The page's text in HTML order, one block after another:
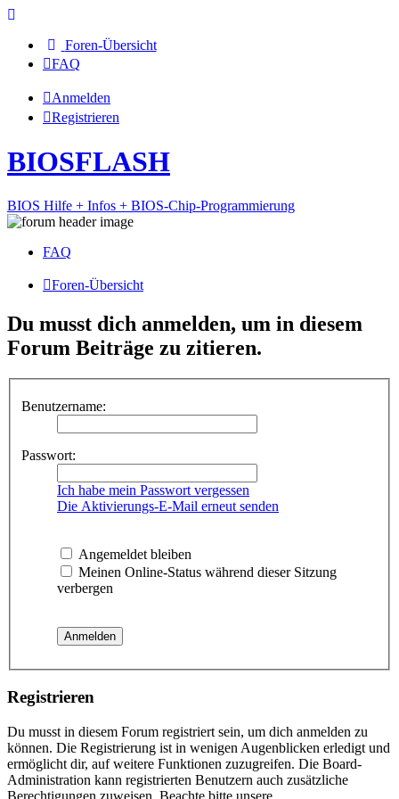
Foren-Übersicht
FAQ
Anmelden
Registrieren
BIOSFLASH
BIOS Hilfe + Infos + BIOS-Chip-Programmierung
FAQ
Foren-Übersicht
Du musst dich anmelden, um in diesem
Forum Beiträge zu zitieren.
Benutzername:
Passwort:
Ich habe mein Passwort vergessen
Die Aktivierungs-E-Mail erneut senden
Angemeldet bleiben
Meinen Online-Status während dieser Sitzung
verbergen
Registrieren
Du musst in diesem Forum registriert sein, um dich anmelden zu
können. Die Registrierung ist in wenigen Augenblicken erledigt und
ermöglicht dir, auf weitere Funktionen zuzugreifen. Die Board-
Administration kann registrierten Benutzern auch zusätzliche
Berechtigungen zuweisen. Beachte bitte unsere